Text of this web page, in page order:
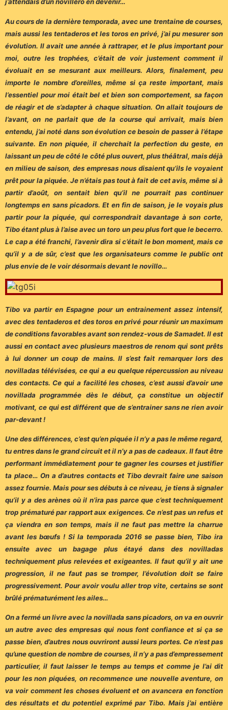
j’attendais d’un novillero en devenir…
Au cours de la dernière temporada, avec une trentaine de courses,
mais aussi les tentaderos et les toros en privé, j’ai pu mesurer son
évolution. Il avait une année à rattraper, et le plus important pour
moi, outre les trophées, c’était de voir justement comment il
évoluait en se mesurant aux meilleurs. Alors, finalement, peu
importe le nombre d’oreilles, même si ça reste important, mais
l’essentiel pour moi était bel et bien son comportement, sa façon
de réagir et de s’adapter à chaque situation. On allait toujours de
l’avant, on ne parlait que de la course qui arrivait, mais bien
entendu, j’ai noté dans son évolution ce besoin de passer à l’étape
suivante. En non piquée, il cherchait la perfection du geste, en
laissant un peu de côté le côté plus ouvert, plus théâtral, mais déjà
en milieu de saison, des empresas nous disaient qu’ils le voyaient
prêt pour la piquée. Je n’étais pas tout à fait de cet avis, même si à
partir d’août, on sentait bien qu’il ne pourrait pas continuer
longtemps en sans picadors. Et en fin de saison, je le voyais plus
partir pour la piquée, qui correspondrait davantage à son corte,
Tibo étant plus à l’aise avec un toro un peu plus fort que le becerro.
Le cap a été franchi, l’avenir dira si c’était le bon moment, mais ce
qu’il y a de sûr, c’est que les organisateurs comme le public ont
plus envie de le voir désormais devant le novillo…
Tibo va partir en Espagne pour un entrainement assez intensif,
avec des tentaderos et des toros en privé pour réunir un maximum
de conditions favorables avant son rendez-vous de Samadet. Il est
aussi en contact avec plusieurs maestros de renom qui sont prêts
à lui donner un coup de mains. Il s’est fait remarquer lors des
novilladas télévisées, ce qui a eu quelque répercussion au niveau
des contacts. Ce qui a facilité les choses, c’est aussi d’avoir une
novillada programmée dès le début, ça constitue un objectif
motivant, ce qui est différent que de s’entrainer sans ne rien avoir
par-devant !
Une des différences, c’est qu’en piquée il n’y a pas le même regard,
tu entres dans le grand circuit et il n’y a pas de cadeaux. Il faut être
performant immédiatement pour te gagner les courses et justifier
ta place… On a d’autres contacts et Tibo devrait faire une saison
assez fournie. Mais pour ses débuts à ce niveau, je tiens à signaler
qu’il y a des arènes où il n’ira pas parce que c’est techniquement
trop prématuré par rapport aux exigences. Ce n’est pas un refus et
ça viendra en son temps, mais il ne faut pas mettre la charrue
avant les bœufs ! Si la temporada 2016 se passe bien, Tibo ira
ensuite avec un bagage plus étayé dans des novilladas
techniquement plus relevées et exigeantes. Il faut qu’il y ait une
progression, il ne faut pas se tromper, l’évolution doit se faire
progressivement. Pour avoir voulu aller trop vite, certains se sont
brûlé prématurément les ailes…
On a fermé un livre avec la novillada sans picadors, on va en ouvrir
un autre avec des empresas qui nous font confiance et si ça se
passe bien, d’autres nous ouvriront aussi leurs portes. Ce n’est pas
qu’une question de nombre de courses, il n’y a pas d’empressement
particulier, il faut laisser le temps au temps et comme je l’ai dit
pour les non piquées, on recommence une nouvelle aventure, on
va voir comment les choses évoluent et on avancera en fonction
des résultats et du potentiel exprimé par Tibo. Mais j’ai entière